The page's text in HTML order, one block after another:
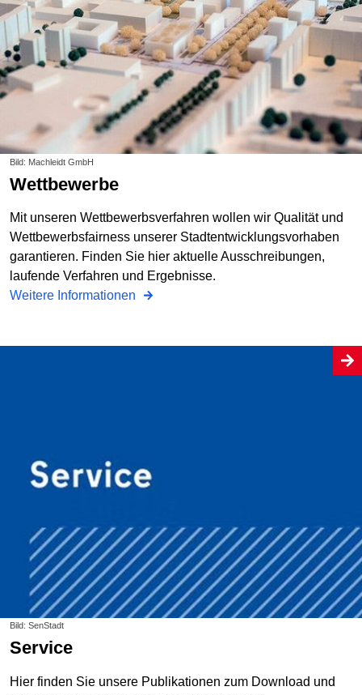
Bild: Machleidt GmbH
Wettbewerbe
Mit unseren Wettbewerbsverfahren wollen wir Qualität und
Wettbewerbsfairness unserer Stadtentwicklungsvorhaben
garantieren. Finden Sie hier aktuelle Ausschreibungen,
laufende Verfahren und Ergebnisse.
Weitere Informationen
Bild: SenStadt
Service
Hier finden Sie unsere Publikationen zum Download und